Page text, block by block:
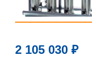
По названию
↑
↓
2 105 030 ₽